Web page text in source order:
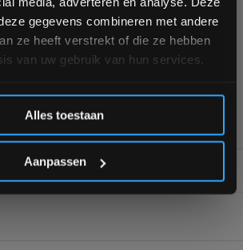
gegevens combineren met andere
ze heeft verstrekt of die ze hebben
van uw gebruik van hun services.
Alles toestaan
Aanpassen
1309
us a 4,7/5 at
0/10
Inschrijven
vallen buiten de korting